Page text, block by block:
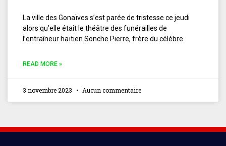
La ville des Gonaïves s’est parée de tristesse ce jeudi
alors qu’elle était le théâtre des funérailles de
l’entraîneur haïtien Sonche Pierre, frère du célèbre
READ MORE »
3 novembre 2023 Aucun commentaire